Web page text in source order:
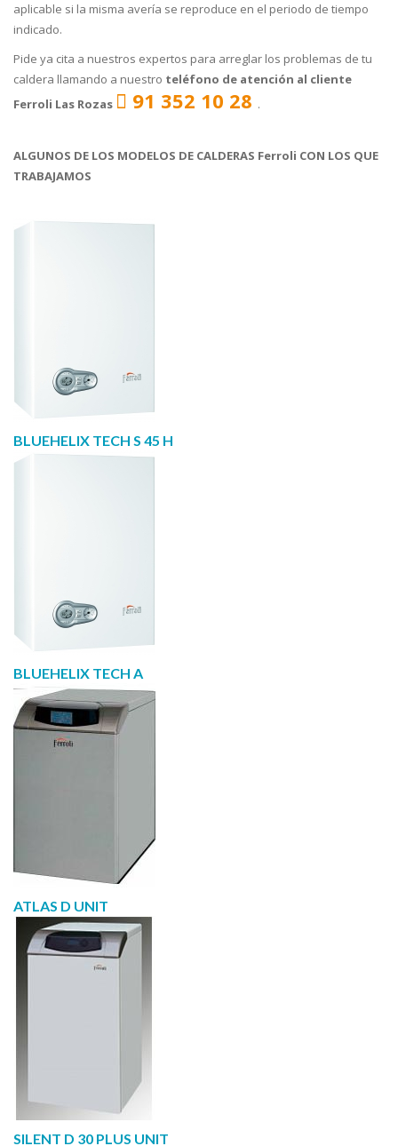
aplicable si la misma avería se reproduce en el periodo de tiempo
indicado.
Pide ya cita a nuestros expertos para arreglar los problemas de tu
caldera llamando a nuestro teléfono de atención al cliente
Ferroli Las Rozas
91 352 10 28 .
ALGUNOS DE LOS MODELOS DE CALDERAS Ferroli CON LOS QUE
TRABAJAMOS
BLUEHELIX TECH S 45 H
BLUEHELIX TECH A
ATLAS D UNIT
SILENT D 30 PLUS UNIT